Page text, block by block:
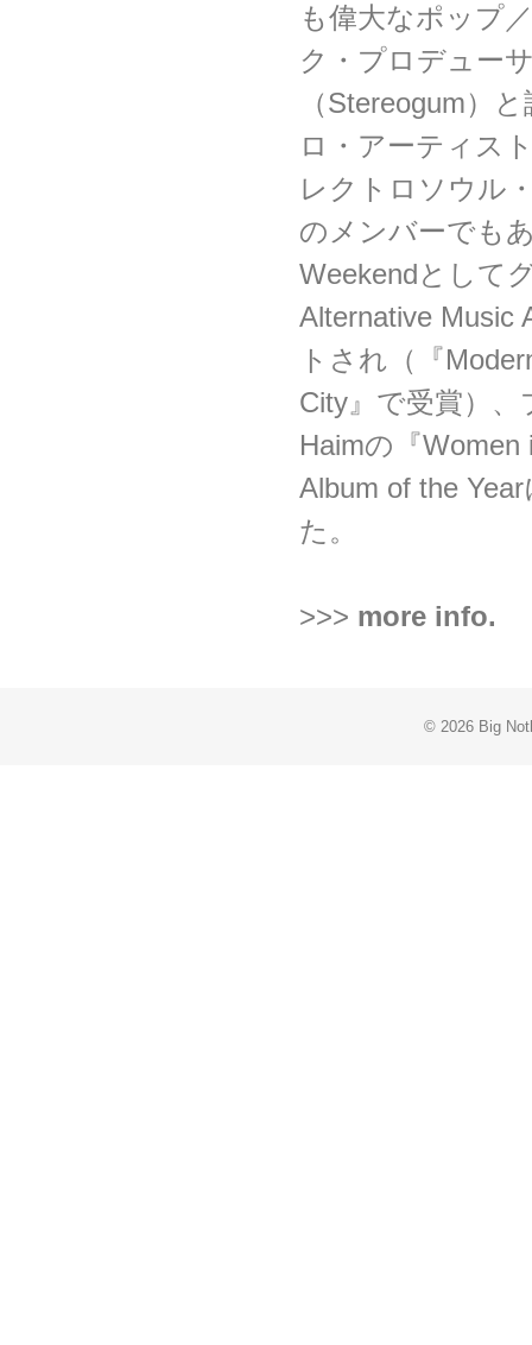
も偉大なポップ
ク・プロデュー
（Stereogum）
ロ・アーティス
レクトロソウル
のメンバーでも
Weekendとして
Alternative Music
トされ（『
City』で受賞）
Haimの『
Album of the
た。
>>> more info.
© 2026 Big